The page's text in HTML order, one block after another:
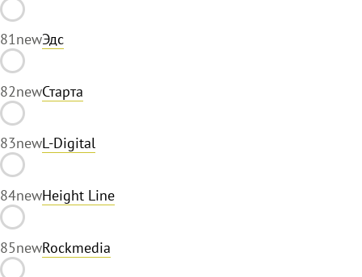
81newЭдс
82newСтарта
83newL-Digital
84newHeight Line
85newRockmedia